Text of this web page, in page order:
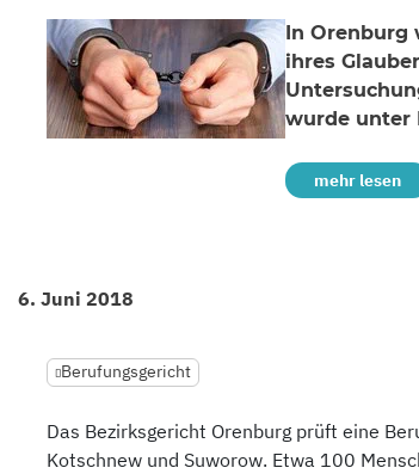
In Orenburg
ihres
wurde unter
mehr lesen
6. Juni 2018
Berufungsgericht
Das Bezirksgericht Orenburg prüft eine
Kotschnew und Suworow. Etwa 100